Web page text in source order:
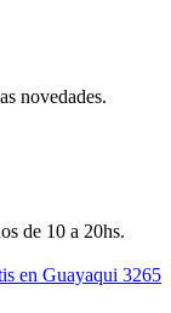
novedades.
de 10 a 20hs.
en Guayaqui 3265